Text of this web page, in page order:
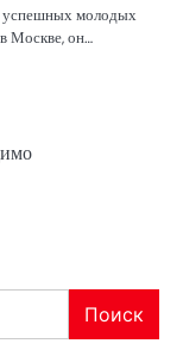
успешных молодых
Москве, он…
Поиск